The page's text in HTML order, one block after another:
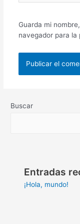
Guarda mi
navegador para la
Buscar
Entradas
¡Hola, mundo!